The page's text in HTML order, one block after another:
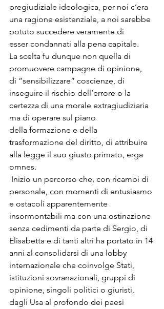
pregiudiziale ideologica, per noi c’era
una ragione esistenziale, a noi sarebbe
potuto succedere veramente di
esser condannati alla pena capitale.
La scelta fu dunque non quella di
promuovere campagne di opinione,
di ”sensibilizzare” coscienze, di
inseguire il rischio dell’errore o la
certezza di una morale extragiudiziaria
ma di operare sul piano
della formazione e della
trasformazione del diritto, di attribuire
alla legge il suo giusto primato, erga
omnes.
Inizio un percorso che, con ricambi di
personale, con momenti di entusiasmo
e ostacoli apparentemente
insormontabili ma con una ostinazione
senza cedimenti da parte di Sergio, di
Elisabetta e di tanti altri ha portato in 14
anni al consolidarsi di una lobby
internazionale che coinvolge Stati,
istituzioni sovranazionali, gruppi di
opinione, singoli politici o giuristi,
dagli Usa al profondo dei paesi